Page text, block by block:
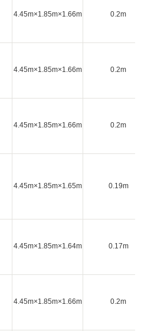
4.45m×1.85m×1.66m 0.2m
4.45m×1.85m×1.66m 0.2m
4.45m×1.85m×1.66m 0.2m
4.45m×1.85m×1.65m 0.19m
4.45m×1.85m×1.64m 0.17m
4.45m×1.85m×1.66m 0.2m